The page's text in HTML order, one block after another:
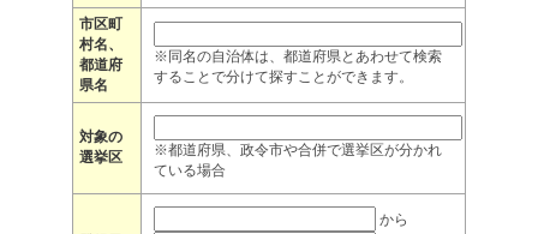
市区町
村名、
都道府
県名
※同名の自治体は、都道府県とあわせて検索
することで分けて探すことができます。
対象の
選挙区
※都道府県、政令市や合併で選挙区が分かれ
ている場合
から